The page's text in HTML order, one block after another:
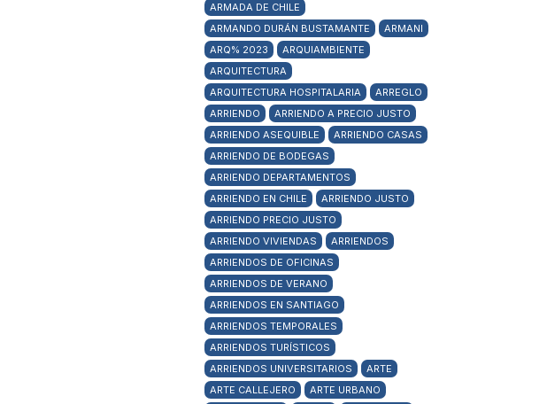
ARMADA DE CHILE
ARMANDO DURÁN BUSTAMANTE
ARMANI
ARQ% 2023
ARQUIAMBIENTE
ARQUITECTURA
ARQUITECTURA HOSPITALARIA
ARREGLO
ARRIENDO
ARRIENDO A PRECIO JUSTO
ARRIENDO ASEQUIBLE
ARRIENDO CASAS
ARRIENDO DE BODEGAS
ARRIENDO DEPARTAMENTOS
ARRIENDO EN CHILE
ARRIENDO JUSTO
ARRIENDO PRECIO JUSTO
ARRIENDO VIVIENDAS
ARRIENDOS
ARRIENDOS DE OFICINAS
ARRIENDOS DE VERANO
ARRIENDOS EN SANTIAGO
ARRIENDOS TEMPORALES
ARRIENDOS TURÍSTICOS
ARRIENDOS UNIVERSITARIOS
ARTE
ARTE CALLEJERO
ARTE URBANO